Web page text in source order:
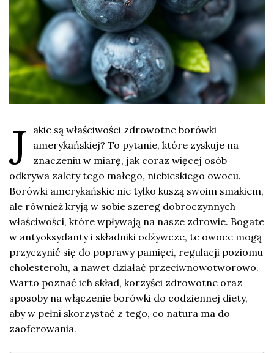
J
akie są właściwości zdrowotne borówki
amerykańskiej? To pytanie, które zyskuje na
znaczeniu w miarę, jak coraz więcej osób
odkrywa zalety tego małego, niebieskiego owocu.
Borówki amerykańskie nie tylko kuszą swoim smakiem,
ale również kryją w sobie szereg dobroczynnych
właściwości, które wpływają na nasze zdrowie. Bogate
w antyoksydanty i składniki odżywcze, te owoce mogą
przyczynić się do poprawy pamięci, regulacji poziomu
cholesterolu, a nawet działać przeciwnowotworowo.
Warto poznać ich skład, korzyści zdrowotne oraz
sposoby na włączenie borówki do codziennej diety,
aby w pełni skorzystać z tego, co natura ma do
zaoferowania.